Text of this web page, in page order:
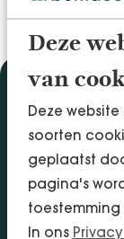
Deze
van
Deze
soorten
geplaatst
pagina's
toestemming
In ons
Accountancy
Audit &
Arbo & Verzuim
Bedrijfsadvies